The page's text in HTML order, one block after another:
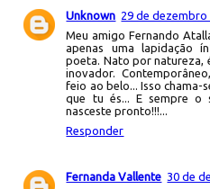
Unknown 29 de dezembro
Meu amigo Fernando
apenas uma lapidação
poeta. Nato por natureza,
inovador.
feio ao belo... Isso chama-
que tu és... E sempre o
nasceste pronto!!!...
Responder
Fernanda Vallente 30 de